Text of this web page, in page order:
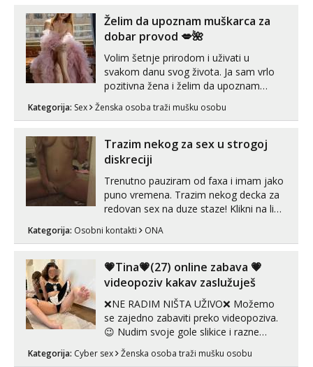
vjeruj mi, takve još nisi vidio. Uvijek sam
spremna za ONLOINE zabavu...
Želim da upoznam muškarca za
dobar provod 💋🌺
Volim šetnje prirodom i uživati u
svakom danu svog života. Ja sam vrlo
pozitivna žena i želim da upoznam
može i nešto više.💋🌺 Klikni na link
Kategorija: Sex Ženska osoba traži mušku osobu
Trazim nekog za sex u strogoj
diskreciji
Trenutno pauziram od faxa i imam jako
puno vremena. Trazim nekog decka za
redovan sex na duze staze! Klikni na link
Kategorija: Osobni kontakti ONA
💗Tina💗(27) online zabava 💗
videopoziv kakav zaslužuješ
❌NE RADIM NIŠTA UŽIVO❌ Možemo
se zajedno zabaviti preko videopoziva.
😉 Nudim svoje gole slikice i razne
videouradke. 🤩 Za online zabavu pošalji
poruku na Whatsapp, Telegram ili Viber.
Kategorija: Cyber sex Ženska osoba traži mušku osobu